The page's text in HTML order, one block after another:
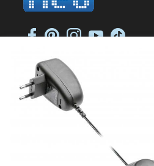
NEO-LED SP. K.
ul. Jana Długosza 2
51-162 Wrocław
NIP: 8951925233